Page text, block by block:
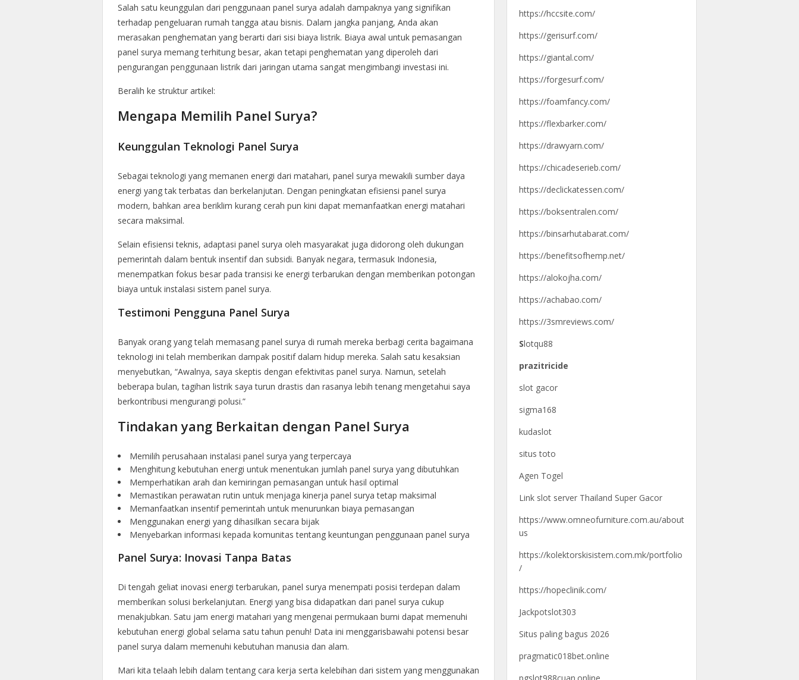
Salah satu keunggulan dari penggunaan panel surya adalah dampaknya yang signifikan
terhadap pengeluaran rumah tangga atau bisnis. Dalam jangka panjang, Anda akan
merasakan penghematan yang berarti dari sisi biaya listrik. Biaya awal untuk pemasangan
panel surya memang terhitung besar, akan tetapi penghematan yang diperoleh dari
pengurangan penggunaan listrik dari jaringan utama sangat mengimbangi investasi ini.
Beralih ke struktur artikel:
Mengapa Memilih Panel Surya?
Keunggulan Teknologi Panel Surya
Sebagai teknologi yang memanen energi dari matahari, panel surya mewakili sumber daya
energi yang tak terbatas dan berkelanjutan. Dengan peningkatan efisiensi panel surya
modern, bahkan area beriklim kurang cerah pun kini dapat memanfaatkan energi matahari
secara maksimal.
Selain efisiensi teknis, adaptasi panel surya oleh masyarakat juga didorong oleh dukungan
pemerintah dalam bentuk insentif dan subsidi. Banyak negara, termasuk Indonesia,
menempatkan fokus besar pada transisi ke energi terbarukan dengan memberikan potongan
biaya untuk instalasi sistem panel surya.
Testimoni Pengguna Panel Surya
Banyak orang yang telah memasang panel surya di rumah mereka berbagi cerita bagaimana
teknologi ini telah memberikan dampak positif dalam hidup mereka. Salah satu kesaksian
menyebutkan, “Awalnya, saya skeptis dengan efektivitas panel surya. Namun, setelah
beberapa bulan, tagihan listrik saya turun drastis dan rasanya lebih tenang mengetahui saya
berkontribusi mengurangi polusi.”
Tindakan yang Berkaitan dengan Panel Surya
Memilih perusahaan instalasi panel surya yang terpercaya
Menghitung kebutuhan energi untuk menentukan jumlah panel surya yang dibutuhkan
Memperhatikan arah dan kemiringan pemasangan untuk hasil optimal
Memastikan perawatan rutin untuk menjaga kinerja panel surya tetap maksimal
Memanfaatkan insentif pemerintah untuk menurunkan biaya pemasangan
Menggunakan energi yang dihasilkan secara bijak
Menyebarkan informasi kepada komunitas tentang keuntungan penggunaan panel surya
Panel Surya: Inovasi Tanpa Batas
Di tengah geliat inovasi energi terbarukan, panel surya menempati posisi terdepan dalam
memberikan solusi berkelanjutan. Energi yang bisa didapatkan dari panel surya cukup
menakjubkan. Satu jam energi matahari yang mengenai permukaan bumi dapat memenuhi
kebutuhan energi global selama satu tahun penuh! Data ini menggarisbawahi potensi besar
panel surya dalam memenuhi kebutuhan manusia dan alam.
Mari kita telaah lebih dalam tentang cara kerja serta kelebihan dari sistem yang menggunakan
https://hccsite.com/
https://gerisurf.com/
https://giantal.com/
https://forgesurf.com/
https://foamfancy.com/
https://flexbarker.com/
https://drawyarn.com/
https://chicadeserieb.com/
https://declickatessen.com/
https://boksentralen.com/
https://binsarhutabarat.com/
https://benefitsofhemp.net/
https://alokojha.com/
https://achabao.com/
https://3smreviews.com/
Slotqu88
prazitricide
slot gacor
sigma168
kudaslot
situs toto
Agen Togel
Link slot server Thailand Super Gacor
https://www.omneofurniture.com.au/about
us
https://kolektorskisistem.com.mk/portfolio
/
https://hopeclinik.com/
Jackpotslot303
Situs paling bagus 2026
pragmatic018bet.online